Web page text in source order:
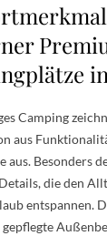
Camping
aus
aus. Besonders
die den
entspannen.